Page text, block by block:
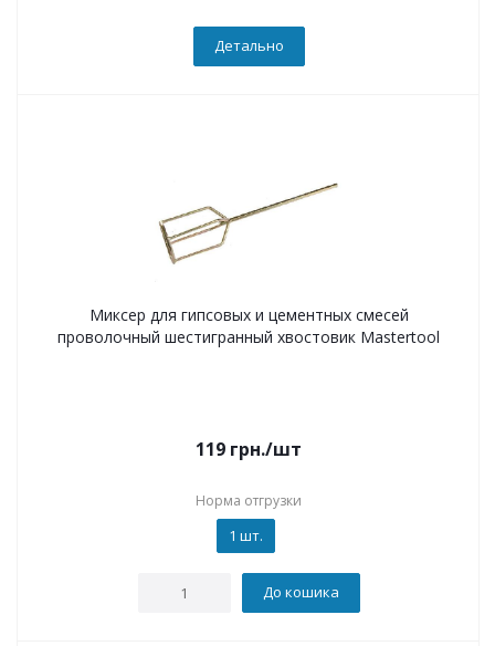
Детально
Миксер для гипсовых и цементных смесей
проволочный шестигранный хвостовик Mastertool
119 грн./шт
Норма отгрузки
1 шт.
До кошика